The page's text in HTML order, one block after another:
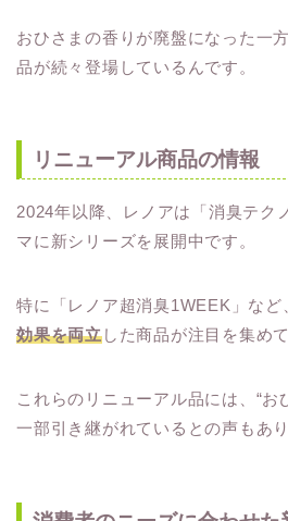
おひさまの香りが廃盤になった一
品が続々登場しているんです。
リニューアル商品の情報
2024年以降、レノアは「消臭テク
マに新シリーズを展開中です。
特に「レノア超消臭1WEEK」など
効果を両立した商品が注目を集めて
これらのリニューアル品には、“お
一部引き継がれているとの声もあり